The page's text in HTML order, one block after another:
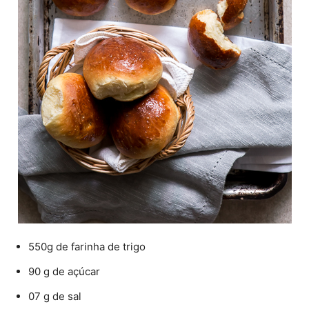
550g de farinha de trigo
90 g de açúcar
07 g de sal